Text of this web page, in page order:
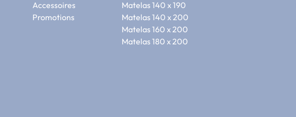
Accessoires
Promotions
Matelas 140 x 190
Matelas 140 x 200
Matelas 160 x 200
Matelas 180 x 200